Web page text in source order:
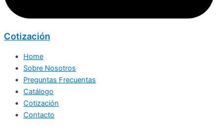
Cotización
Home
Sobre Nosotros
Preguntas Frecuentas
Catálogo
Cotización
Contacto